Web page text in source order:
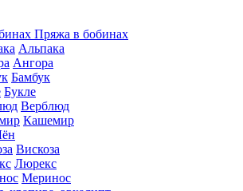
Пряжа в бобинах
Альпака
Ангора
Бамбук
Букле
Верблюд
Кашемир
Вискоза
Люрекс
Меринос